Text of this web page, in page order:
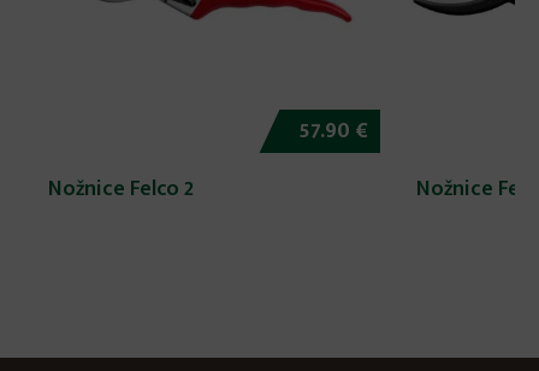
57.90 €
Nožnice Felco 2
Nožnice